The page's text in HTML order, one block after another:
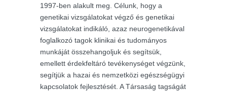
1997-ben alakult meg. Célunk, hogy a
genetikai vizsgálatokat végző és genetikai
vizsgálatokat indikáló, azaz neurogenetikával
foglalkozó tagok klinikai és tudományos
munkáját összehangoljuk és segítsük,
emellett érdekfeltáró tevékenységet végzünk,
segítjük a hazai és nemzetközi egészségügyi
kapcsolatok fejlesztését. A Társaság tagságát